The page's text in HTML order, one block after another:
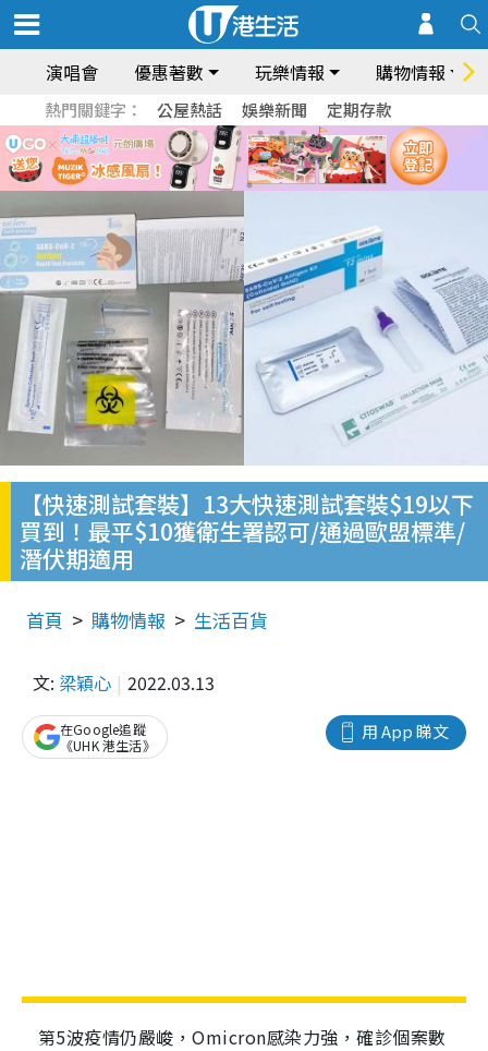
演唱會 優惠著數 玩樂情報 購物情報
熱門關鍵字： 公屋熱話 娛樂新聞 定期存款
【快速測試套裝】13大快速測試套裝$19以下
買到！最平$10獲衛生署認可/通過歐盟標準/
潛伏期適用
首頁 購物情報 生活百貨
文: 梁穎心 2022.03.13
用 App 睇文
在Google追蹤
《UHK 港生活》
第5波疫情仍嚴峻，Omicron感染力強，確診個案數